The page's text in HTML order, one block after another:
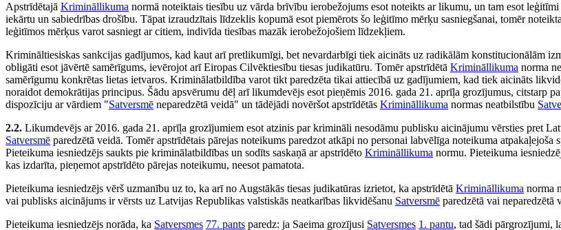
Apstrīdētajā Krimināllikuma normā noteiktais tiesību uz vārda brīvību ierobežojums esot noteikts ar likumu, un tam esot
iekārtu un sabiedrības drošību. Tāpat izraudzītais līdzeklis kopumā esot piemērots šo leģitīmo mērķu sasniegšanai, tomēr
leģitīmos mērķus varot sasniegt ar citiem, indivīda tiesības mazāk ierobežojošiem līdzekļiem.
Krimināltiesiskas sankcijas gadījumos, kad kaut arī pretlikumīgi, bet nevardarbīgi tiek aicināts uz radikālām konstitucionālām
obligāti esot jāvērtē samērīgums, ievērojot arī Eiropas Cilvēktiesību tiesas judikatūru. Tomēr apstrīdētā Krimināllikuma norma
samērīgumu konkrētas lietas ietvaros. Kriminālatbildība varot tikt paredzēta tikai attiecībā uz gadījumiem, kad tiek aicināts
noraidot demokrātijas principus. Šādu apsvērumu dēļ arī likumdevējs esot pieņēmis 2016. gada 21. aprīļa grozījumus, citstarp
dispozīciju ar vārdiem "Satversmē neparedzētā veidā" un tādējādi novēršot apstrīdētās Krimināllikuma normas neatbilstību
2.2. Likumdevējs ar 2016. gada 21. aprīļa grozījumiem esot atzinis par krimināli nesodāmu publisku aicinājumu vērsties pret
Satversmē paredzētā veidā. Tomēr apstrīdētais pārejas noteikums paredzot atkāpi no personai labvēlīga noteikuma
Pieteikuma iesniedzējs saukts pie kriminālatbildības un sodīts saskaņā ar apstrīdēto Krimināllikuma normu. Pieteikuma
kas izdarīta, pieņemot apstrīdēto pārejas noteikumu, neesot pamatota.
Pieteikuma iesniedzējs vērš uzmanību uz to, ka arī no Augstākās tiesas judikatūras izrietot, ka apstrīdētā Krimināllikuma norma
vai publisks aicinājums ir vērsts uz Latvijas Republikas valstiskās neatkarības likvidēšanu Satversmē paredzētā vai neparedzētā
Pieteikuma iesniedzējs norāda, ka Satversmes 77. pants paredz: ja Saeima grozījusi Satversmes 1. pantu, tad šādi pārgrozījumi,